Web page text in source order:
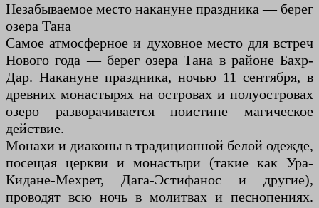
Незабываемое место накануне праздника — берег
озера Тана
Самое атмосферное и духовное место для встреч
Нового года — берег озера Тана в районе Бахр-
Дар. Накануне праздника, ночью 11 сентября, в
древних монастырях на островах и полуостровах
озеро разворачивается поистине магическое
действие.
Монахи и диаконы в традиционной белой одежде,
посещая церкви и монастыри (такие как Ура-
Кидане-Мехрет, Дага-Эстифанос и другие),
проводят всю ночь в молитвах и песнопениях.